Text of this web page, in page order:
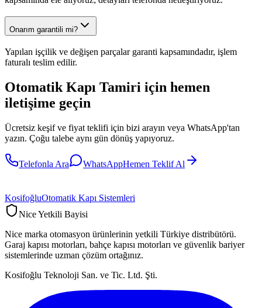
Onarım garantili mi?
Yapılan işçilik ve değişen parçalar garanti kapsamındadır, işlem
faturalı teslim edilir.
Otomatik Kapı Tamiri için hemen
iletişime geçin
Ücretsiz keşif ve fiyat teklifi için bizi arayın veya WhatsApp'tan
yazın. Çoğu talebe aynı gün dönüş yapıyoruz.
Telefonla Ara WhatsAppHemen Teklif Al
KosifoğluOtomatik Kapı Sistemleri
Nice Yetkili Bayisi
Nice marka otomasyon ürünlerinin yetkili Türkiye distribütörü.
Garaj kapısı motorları, bahçe kapısı motorları ve güvenlik bariyer
sistemlerinde uzman çözüm ortağınız.
Kosifoğlu Teknoloji San. ve Tic. Ltd. Şti.